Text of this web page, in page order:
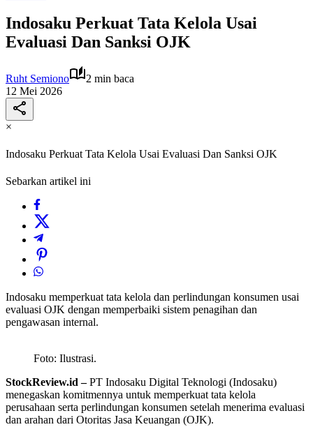
Indosaku Perkuat Tata Kelola Usai
Evaluasi Dan Sanksi OJK
Ruht Semiono
2 min baca
12 Mei 2026
×
Indosaku Perkuat Tata Kelola Usai Evaluasi Dan Sanksi OJK
Sebarkan artikel ini
Indosaku memperkuat tata kelola dan perlindungan konsumen usai
evaluasi OJK dengan memperbaiki sistem penagihan dan
pengawasan internal.
Foto: Ilustrasi.
StockReview.id –PT Indosaku Digital Teknologi (Indosaku)
menegaskan komitmennya untuk memperkuat tata kelola
perusahaan serta perlindungan konsumen setelah menerima evaluasi
dan arahan dari Otoritas Jasa Keuangan (OJK).